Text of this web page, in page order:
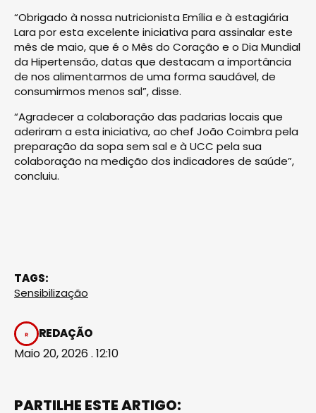
“Obrigado à nossa nutricionista Emília e à estagiária
Lara por esta excelente iniciativa para assinalar este
mês de maio, que é o Mês do Coração e o Dia Mundial
da Hipertensão, datas que destacam a importância
de nos alimentarmos de uma forma saudável, de
consumirmos menos sal”, disse.
“Agradecer a colaboração das padarias locais que
aderiram a esta iniciativa, ao chef João Coimbra pela
preparação da sopa sem sal e à UCC pela sua
colaboração na medição dos indicadores de saúde”,
concluiu.
TAGS:
Sensibilização
REDAÇÃO
Maio 20, 2026 . 12:10
PARTILHE ESTE ARTIGO: